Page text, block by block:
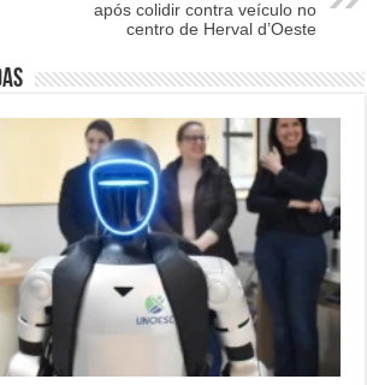
após colidir contra veículo no
centro de Herval d’Oeste